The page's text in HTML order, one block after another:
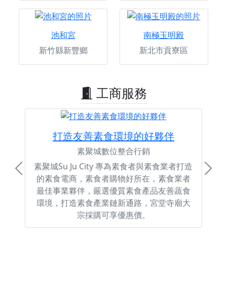
池和宮
新竹縣新豐鄉
南極玉明殿
新北市貢寮區
工商服務
打造友善素食環境的好夥伴
素聚城數位整合行銷
素聚城Su Ju City 專為素食者與素食業者打造
的素食電商，素食者購物好所在，素食業者
最佳事業夥伴，嚴選優質素食產品友善蔬食
環境，打造素食產業鏈新通路，宮堂寺廟大
宗採購可享優惠價。
Previous Next